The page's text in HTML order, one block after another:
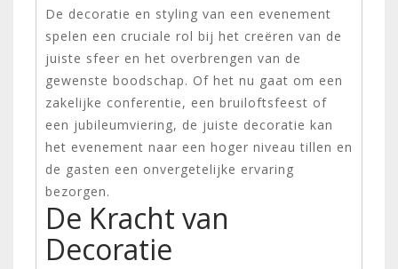
De decoratie en styling van een evenement
spelen een cruciale rol bij het creëren van de
juiste sfeer en het overbrengen van de
gewenste boodschap. Of het nu gaat om een
zakelijke conferentie, een bruiloftsfeest of
een jubileumviering, de juiste decoratie kan
het evenement naar een hoger niveau tillen en
de gasten een onvergetelijke ervaring
bezorgen.
De Kracht van
Decoratie